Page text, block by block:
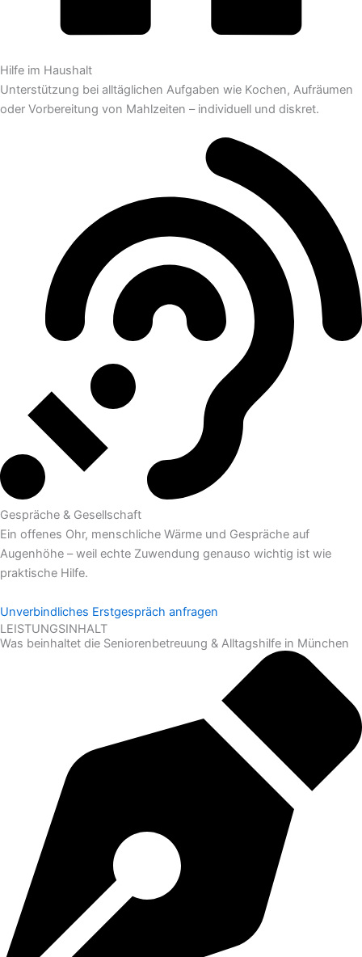
Hilfe im Haushalt
Unterstützung bei alltäglichen Aufgaben wie Kochen, Aufräumen
oder Vorbereitung von Mahlzeiten – individuell und diskret.
Gespräche & Gesellschaft
Ein offenes Ohr, menschliche Wärme und Gespräche auf
Augenhöhe – weil echte Zuwendung genauso wichtig ist wie
praktische Hilfe.
Unverbindliches Erstgespräch anfragen
LEISTUNGSINHALT
Was beinhaltet die Seniorenbetreuung & Alltagshilfe in München